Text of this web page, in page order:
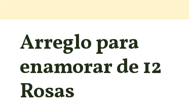
Arreglo para
enamorar de 12
Rosas